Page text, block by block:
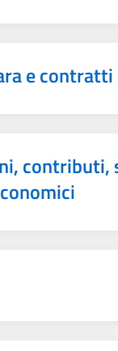
e contratti
contributi,